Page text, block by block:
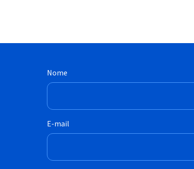
Nome
E-mail